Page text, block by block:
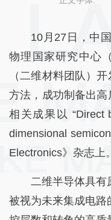
10月27日，中
物理国家研究中心
（二维材料团队）
方法，成功制备出高
相关成果以 “Direct
dimensional
Electronics》杂志上。
二维半导体具有
被视为未来集成电